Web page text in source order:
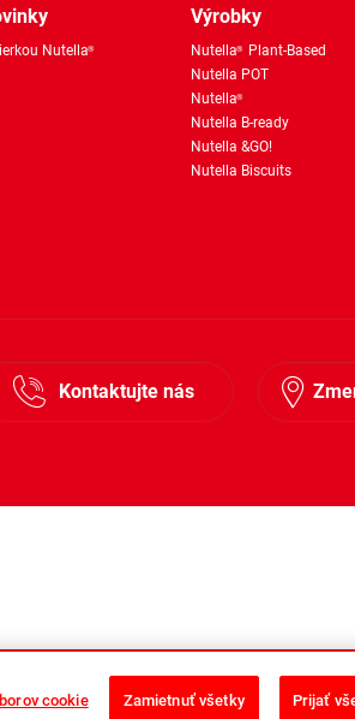
Nutella®
Výrobky
Nutella®
Plant-Based
Nutella POT
Nutella®
Nutella B-ready
Nutella &GO!
Nutella Biscuits
Kontaktujte nás
cookie Zamietnuť všetky Prijať